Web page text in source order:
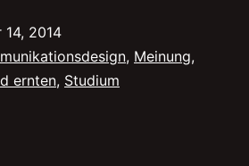
feiern
14, 2014
, Meinung,
ernten, Studium